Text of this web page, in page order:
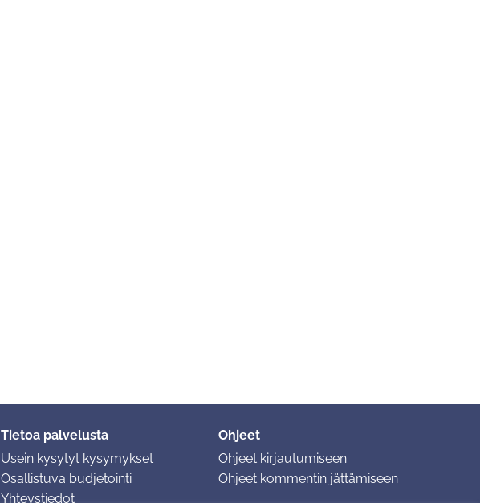
Tietoa palvelusta
Usein kysytyt kysymykset
Osallistuva budjetointi
Yhteystiedot
Ohjeet
Ohjeet kirjautumiseen
Ohjeet kommentin jättämiseen